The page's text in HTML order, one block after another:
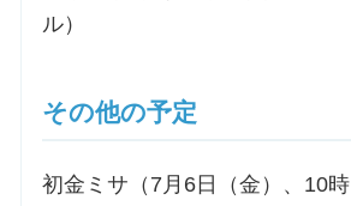
ル）
その他の予定
初金ミサ（7月6日（金）、10時